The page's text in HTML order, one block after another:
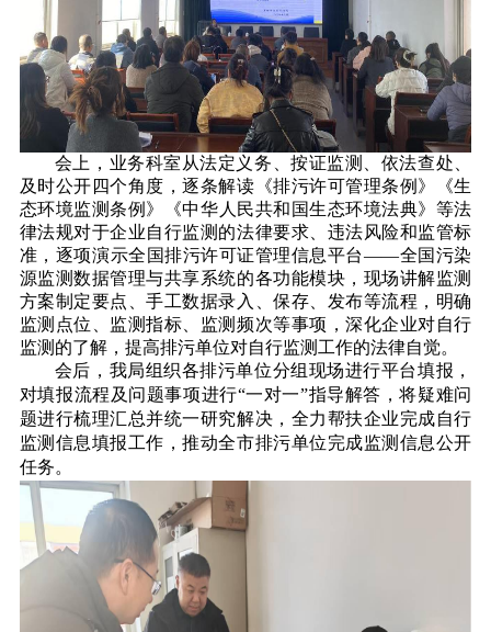
会上，业务科室从法定义务、按证监测、依法查处、
及时公开四个角度，逐条解读《排污许可管理条例》《生
态环境监测条例》《中华人民共和国生态环境法典》等法
律法规对于企业自行监测的法律要求、违法风险和监管标
准，逐项演示全国排污许可证管理信息平台——全国污染
源监测数据管理与共享系统的各功能模块，现场讲解监测
方案制定要点、手工数据录入、保存、发布等流程，明确
监测点位、监测指标、监测频次等事项，深化企业对自行
监测的了解，提高排污单位对自行监测工作的法律自觉。
会后，我局组织各排污单位分组现场进行平台填报，
对填报流程及问题事项进行“一对一”指导解答，将疑难问
题进行梳理汇总并统一研究解决，全力帮扶企业完成自行
监测信息填报工作，推动全市排污单位完成监测信息公开
任务。